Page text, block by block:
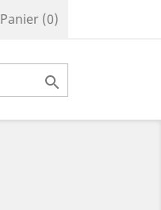
Panier (0)
